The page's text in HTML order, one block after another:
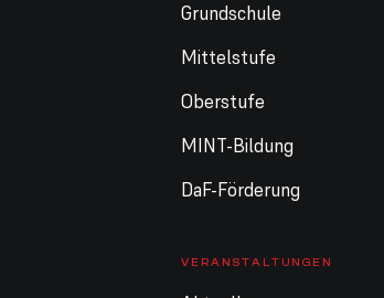
Grundschule
Mittelstufe
Oberstufe
MINT-Bildung
DaF-Förderung
VERANSTALTUNGEN